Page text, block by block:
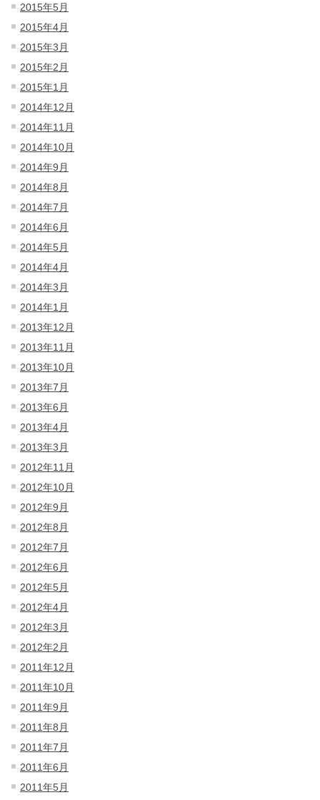
2015年5月
2015年4月
2015年3月
2015年2月
2015年1月
2014年12月
2014年11月
2014年10月
2014年9月
2014年8月
2014年7月
2014年6月
2014年5月
2014年4月
2014年3月
2014年1月
2013年12月
2013年11月
2013年10月
2013年7月
2013年6月
2013年4月
2013年3月
2012年11月
2012年10月
2012年9月
2012年8月
2012年7月
2012年6月
2012年5月
2012年4月
2012年3月
2012年2月
2011年12月
2011年10月
2011年9月
2011年8月
2011年7月
2011年6月
2011年5月